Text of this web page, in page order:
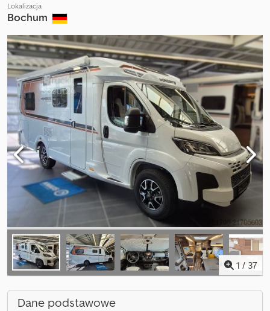
Lokalizacja
Bochum
1 / 37
Dane podstawowe